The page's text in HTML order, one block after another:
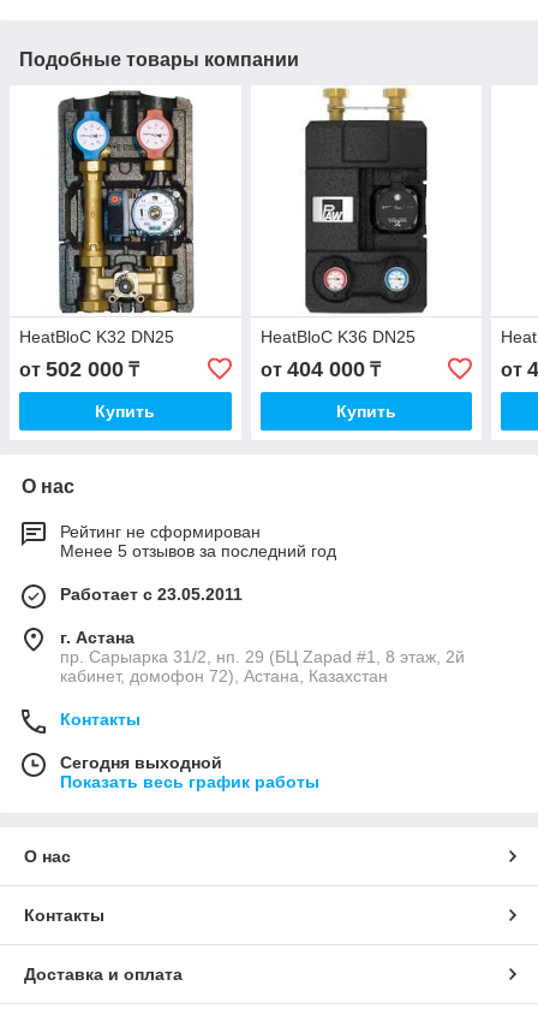
Подобные товары компании
HeatBloC K32 DN25
от 502 000 ₸
Купить
HeatBloC K36 DN25
от 404 000₸
Купить
от
О нас
Рейтинг не сформирован
Менее 5 отзывов за последний год
Работает с 23.05.2011
г. Астана
пр. Сарыарка 31/2, нп. 29 (БЦ Zapad #1, 8 этаж, 2й
кабинет, домофон 72), Астана, Казахстан
Контакты
Сегодня выходной
Показать весь график работы
О нас
Контакты
Доставка и оплата